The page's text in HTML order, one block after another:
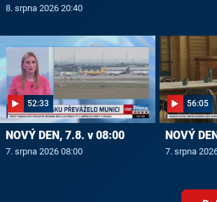
8. srpna 2026 20:40
52:33
NOVÝ DEN, 7.8. v 08:00
7. srpna 2026 08:00
56:05
NOVÝ
7. srpna